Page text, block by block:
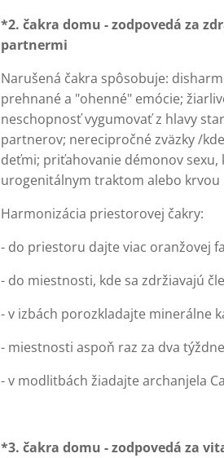
*2. čakra domu - zodpovedá za
partnermi
Narušená čakra spôsobuje:
prehnané a "ohenné" emócie;
neschopnosť vygumovať z hlavy
partnerov; nerecipročné zväzky /
deťmi; priťahovanie démonov
urogenitálnym traktom alebo krvou
Harmonizácia priestorovej čakry:
- do priestoru dajte viac oranžovej
- do miestnosti, kde sa zdržiavajú
- v izbách porozkladajte minerálne
- miestnosti aspoň raz za dva
- v modlitbách žiadajte archanjela
*3. čakra domu - zodpovedá za